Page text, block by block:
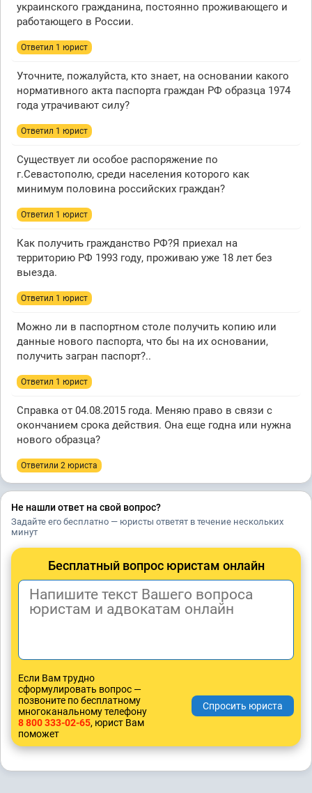
украинского гражданина, постоянно проживающего и
работающего в России.
Ответил 1 юрист
Уточните, пожалуйста, кто знает, на основании какого
нормативного акта паспорта граждан РФ образца 1974
года утрачивают силу?
Ответил 1 юрист
Существует ли особое распоряжение по
г.Севастополю, среди населения которого как
минимум половина российских граждан?
Ответил 1 юрист
Как получить гражданство РФ?Я приехал на
территорию РФ 1993 году, проживаю уже 18 лет без
выезда.
Ответил 1 юрист
Можно ли в паспортном столе получить копию или
данные нового паспорта, что бы на их основании,
получить загран паспорт?..
Ответил 1 юрист
Справка от 04.08.2015 года. Меняю право в связи с
окончанием срока действия. Она еще годна или нужна
нового образца?
Ответили 2 юристa
Не нашли ответ на свой вопрос?
Задайте его бесплатно — юристы ответят в течение нескольких
минут
Бесплатный вопрос юристам онлайн
Если Вам трудно
сформулировать вопрос —
позвоните по бесплатному
многоканальному телефону
8 800 333-02-65, юрист Вам
поможет